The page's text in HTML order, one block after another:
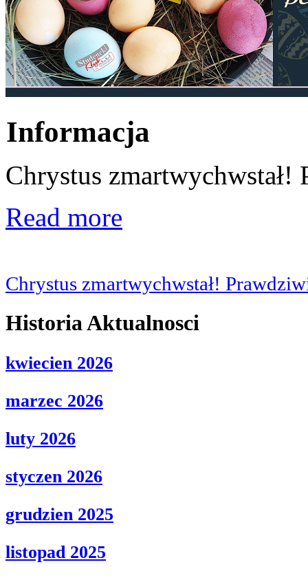
Informacja
Chrystus zmartwychwstał!
Read more
Chrystus zmartwychwstał!
Historia Aktualnosci
kwiecien 2026
marzec 2026
luty 2026
styczen 2026
grudzien 2025
listopad 2025